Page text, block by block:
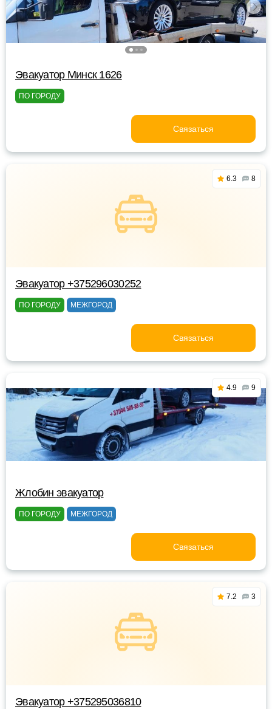
Эвакуатор Минск 1626
ПО ГОРОДУ
Связаться
6.3 8
Эвакуатор +375296030252
ПО ГОРОДУ МЕЖГОРОД
Связаться
4.9 9
Жлобин эвакуатор
ПО ГОРОДУ МЕЖГОРОД
Связаться
7.2 3
Эвакуатор +375295036810